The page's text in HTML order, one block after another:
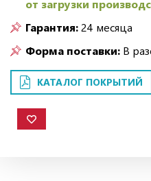
от загрузки
Гарантия:24 месяца
Форма поставки: В
КАТАЛОГ ПОКРЫТИЙ